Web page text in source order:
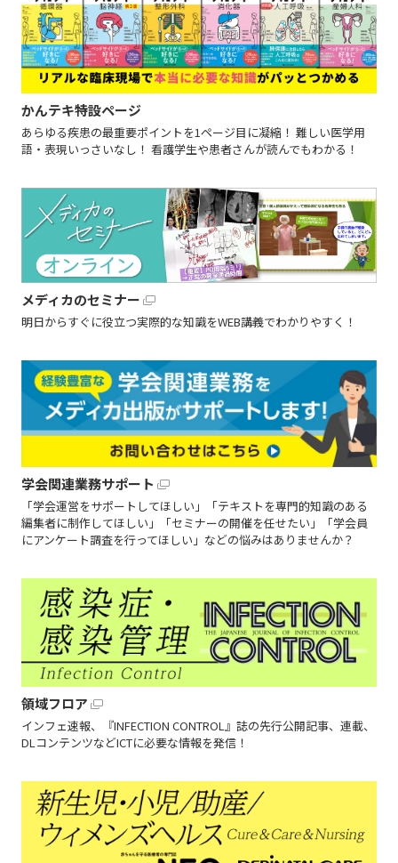
かんテキ特設ページ
あらゆる疾患の最重要ポイントを1ページ目に凝縮！ 難しい医学用
語・表現いっさいなし！ 看護学生や患者さんが読んでもわかる！
メディカのセミナー
明日からすぐに役立つ実際的な知識をWEB講義でわかりやすく！
学会関連業務サポート
「学会運営をサポートしてほしい」「テキストを専門的知識のある
編集者に制作してほしい」「セミナーの開催を任せたい」「学会員
にアンケート調査を行ってほしい」などの悩みはありませんか？
領域フロア
インフェ速報、『INFECTION CONTROL』誌の先行公開記事、連載、
DLコンテンツなどICTに必要な情報を発信！